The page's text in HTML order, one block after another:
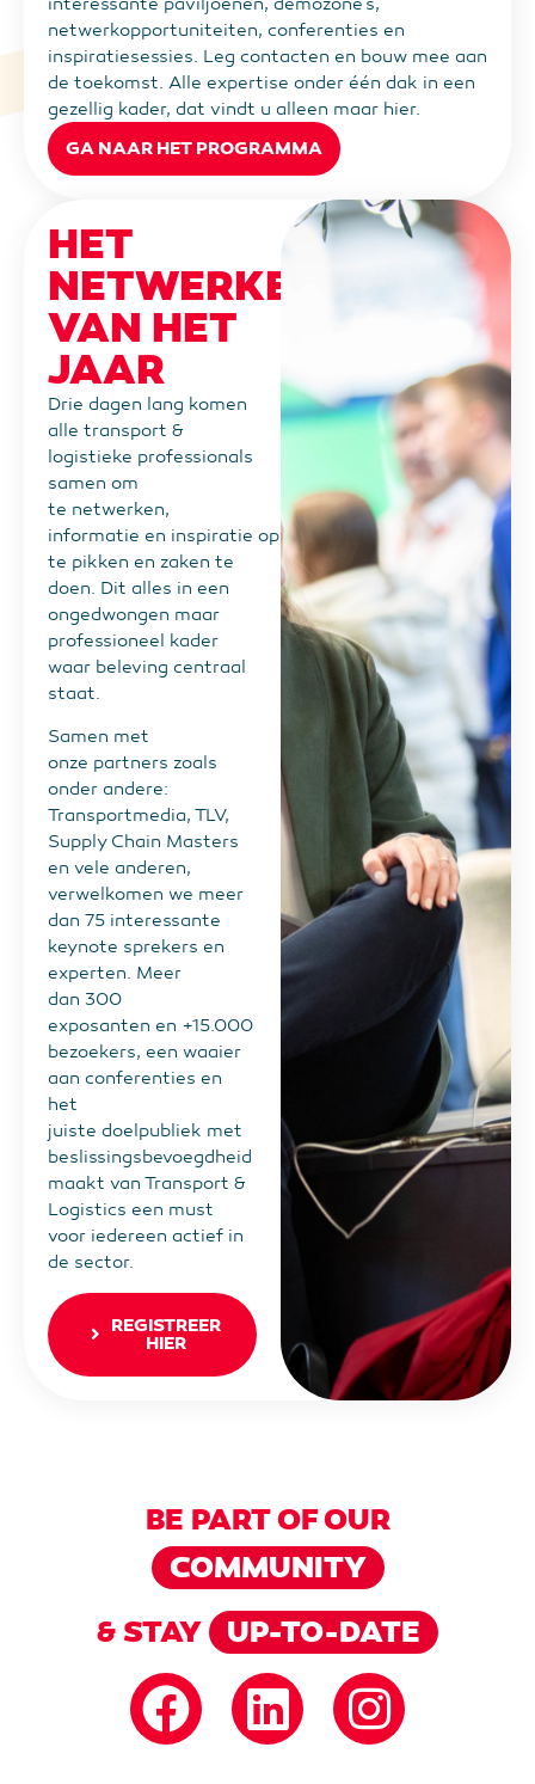
netwerkopportuniteiten, conferenties en
inspiratiesessies. Leg contacten en bouw mee aan
de toekomst. Alle expertise onder één dak in een
gezellig kader, dat vindt u alleen maar hier.
GA NAAR HET PROGRAMMA
HET
NETWERKEVENT
VAN HET
JAAR
Drie dagen lang komen
alle transport &
logistieke professionals
samen om
te netwerken,
informatie en inspiratie op
te pikken en zaken te
doen. Dit alles in een
ongedwongen maar
professioneel kader
waar beleving centraal
staat.
Samen met
onze partners zoals
onder andere:
Transportmedia, TLV,
Supply Chain Masters
en vele anderen,
verwelkomen we meer
dan 75 interessante
keynote sprekers en
experten. Meer
dan 300
exposanten en +15.000
bezoekers, een waaier
aan conferenties en
het
juiste doelpubliek met
beslissingsbevoegdheid
maakt van Transport &
Logistics een must
voor iedereen actief in
de sector.
REGISTREER
HIER
BE PART OF OUR
COMMUNITY
& STAY
UP-TO-DATE